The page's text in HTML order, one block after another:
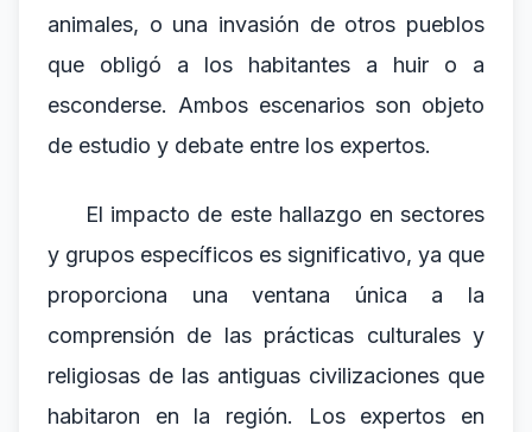
animales, o una invasión de otros pueblos
que obligó a los habitantes a huir o a
esconderse. Ambos escenarios son objeto
de estudio y debate entre los expertos.
El impacto de este hallazgo en sectores
y grupos específicos es significativo, ya que
proporciona una ventana única a la
comprensión de las prácticas culturales y
religiosas de las antiguas civilizaciones que
habitaron en la región. Los expertos en